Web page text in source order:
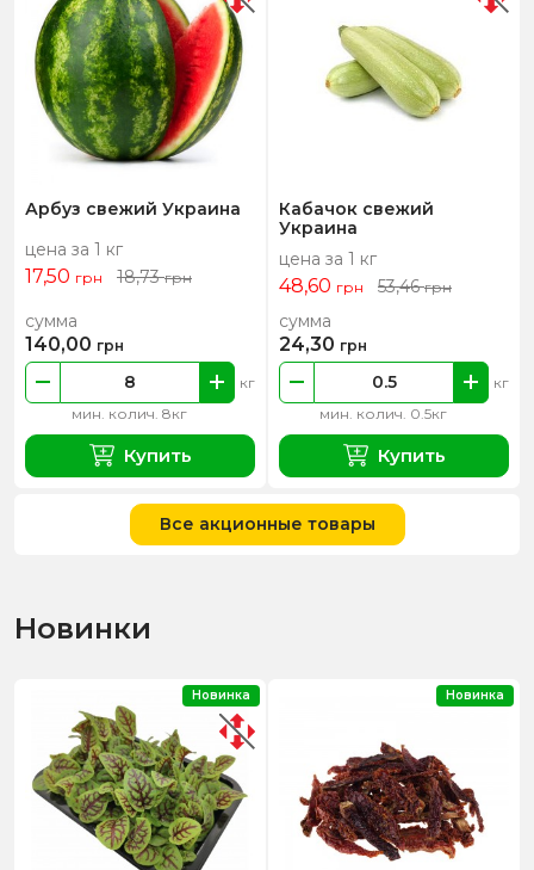
Арбуз свежий Украина
цена за 1 кг
17,50 грн 18,73грн
мин. колич. 8кг
кг
сумма
140,00 грн
Купить
Кабачок свежий
Украина
цена за 1 кг
48,60 грн 53,46грн
мин. колич. 0.5кг
кг
сумма
24,30 грн
Купить
Все акционные товары
Новинки
Новинка Новинка